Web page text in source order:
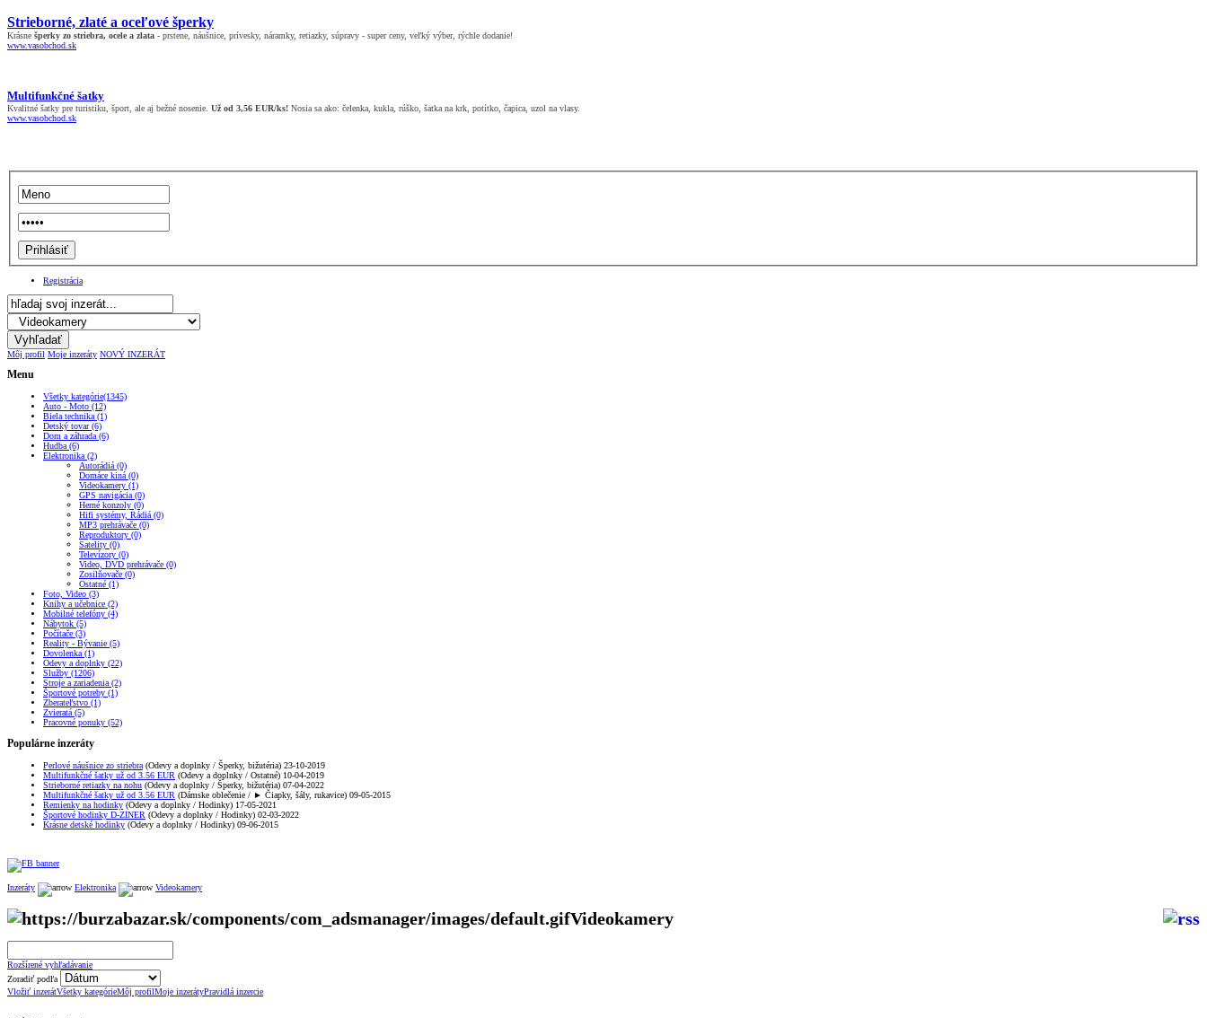
Strieborné, zlaté a oceľové šperky
Krásne šperky zo striebra, ocele a zlata - prstene, náušnice, prívesky, náramky, retiazky, súpravy - super ceny, veľký výber, rýchle dodanie!
www.vasobchod.sk
Multifunkčné šatky
Kvalitné šatky pre turistiku, šport, ale aj bežné nosenie. Už od 3,56 EUR/ks! Nosia sa ako: čelenka, kukla, rúško, šatka na krk, potítko, čapica, uzol na vlasy.
www.vasobchod.sk
Registrácia
Môj profil Moje inzeráty NOVÝ INZERÁT
Menu
Všetky kategórie(1345)
Auto - Moto (12)
Biela technika (1)
Detský tovar (6)
Dom a záhrada (6)
Hudba (6)
Elektronika (2)
Autorádiá (0)
Domáce kiná (0)
Videokamery (1)
GPS navigácia (0)
Herné konzoly (0)
Hifi systémy, Rádiá (0)
MP3 prehrávače (0)
Reproduktory (0)
Satelity (0)
Televízory (0)
Video, DVD prehrávače (0)
Zosilňovače (0)
Ostatné (1)
Foto, Video (3)
Knihy a učebnice (2)
Mobilné telefóny (4)
Nábytok (5)
Počítače (3)
Reality - Bývanie (5)
Dovolenka (1)
Odevy a doplnky (22)
Služby (1206)
Stroje a zariadenia (2)
Športové potreby (1)
Zberateľstvo (1)
Zvieratá (5)
Pracovné ponuky (52)
Populárne inzeráty
Perlové náušnice zo striebra (Odevy a doplnky / Šperky, bižutéria) 23-10-2019
Multifunkčné šatky už od 3.56 EUR (Odevy a doplnky / Ostatné) 10-04-2019
Strieborné retiazky na nohu (Odevy a doplnky / Šperky, bižutéria) 07-04-2022
Multifunkčné šatky už od 3.56 EUR (Dámske oblečenie / ► Čiapky, šály, rukavice) 09-05-2015
Remienky na hodinky (Odevy a doplnky / Hodinky) 17-05-2021
Športové hodinky D-ZINER (Odevy a doplnky / Hodinky) 02-03-2022
Krásne detské hodinky (Odevy a doplnky / Hodinky) 09-06-2015
Inzeráty Elektronika Videokamery
Videokamery
Rozšírené vyhľadávanie
Zoradiť podľa
Vložiť inzerátVšetky kategórieMôj profilMoje inzerátyPravidlá inzercie